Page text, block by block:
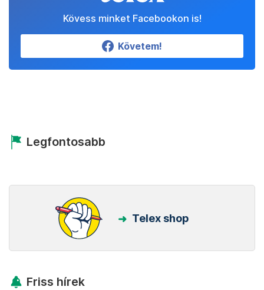
Kövess minket Facebookon is!
Követem!
Legfontosabb
Telex shop
Friss hírek